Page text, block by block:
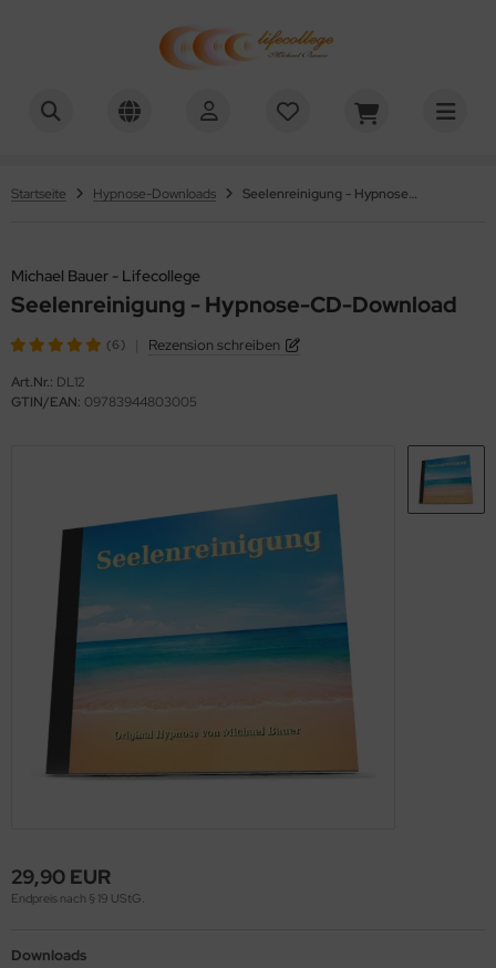
Startseite Hypnose-Downloads Seelenreinigung - Hypnose-CD-Download
Michael Bauer - Lifecollege
Seelenreinigung - Hypnose-CD-Download
(6) Rezension schreiben
Art.Nr.: DL12
GTIN/EAN: 09783944803005
29,90 EUR
Endpreis nach § 19 UStG.
Downloads